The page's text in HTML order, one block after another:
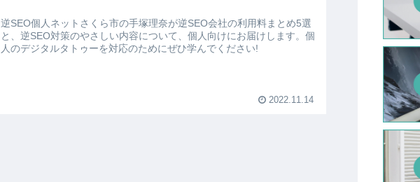
逆SEO個人ネットさくら市の手塚理奈が逆SEO会社の利用料まとめ5選
と、逆SEO対策のやさしい内容について、個人向けにお届けします。個
人のデジタルタトゥーを対応のためにぜひ学んでください!
2022.11.14